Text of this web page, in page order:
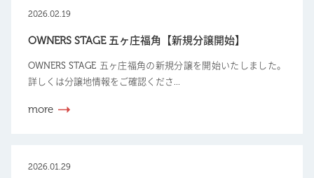
2026.02.19
OWNERS STAGE 五ヶ庄福角【新規分譲開始】
OWNERS STAGE 五ヶ庄福角の新規分譲を開始いたしました。
詳しくは分譲地情報をご確認くださ...
more
2026.01.29